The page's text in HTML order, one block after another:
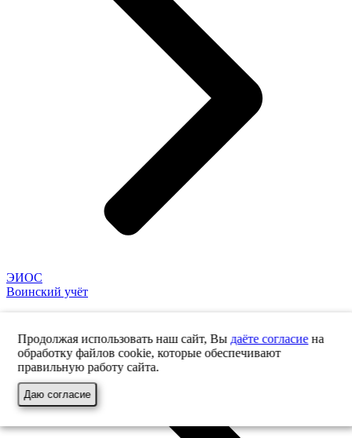
ЭИОС
Воинский учёт
Продолжая использовать наш сайт, Вы даёте согласиена
обработку файлов cookie, которые обеспечивают
правильную работу сайта.
Даю согласие